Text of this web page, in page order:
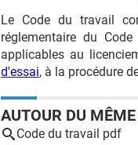
Le Code du travail
réglementaire du
applicables au
d'essai, à la procédure
AUTOUR DU
Code du travail pdf